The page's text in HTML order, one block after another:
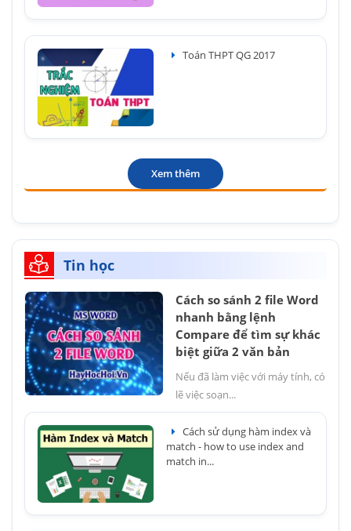
Toán THPT QG 2017
Xem thêm
Tin học
Cách so sánh 2 file Word
nhanh bằng lệnh
Compare để tìm sự khác
biệt giữa 2 văn bản
Nếu đã làm việc với máy tính, có
lẽ việc soạn...
Cách sử dụng hàm index và
match - how to use index and
match in...